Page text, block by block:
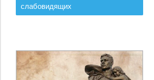
слабовидящих